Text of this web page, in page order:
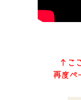
↑こ
再度ペ